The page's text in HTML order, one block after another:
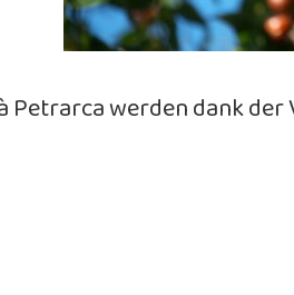
Petrarca werden dank